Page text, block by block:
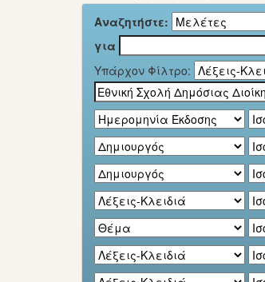
Αναζητήστε:
για
Υπάρχον Φίλτρο: